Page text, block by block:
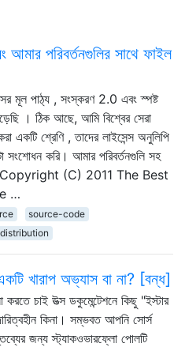
আমার পরিবর্তনগুলির সাথে ফাইল
মূল পাঠ্য , সংস্করণ 2.0 এবং স্পষ্ট
। ঠিক আছে, আমি বিশ্বের সেরা
একটি শ্রেণি , তাদের লাইসেন্স অনুলিপি
সংশোধন করি। আমার পরিবর্তনগুলি সহ
(C) 2011 The Best
…
source-code
distribution
খারাপ অভ্যাস বা না? [বন্ধ]
চাই উত্স ডকুমেন্টেশনে কিছু "ইস্টার
কিনা। সম্ভবত আপনি সোর্স
জন্য স্ট্যাকওভারফ্লো পোলটি